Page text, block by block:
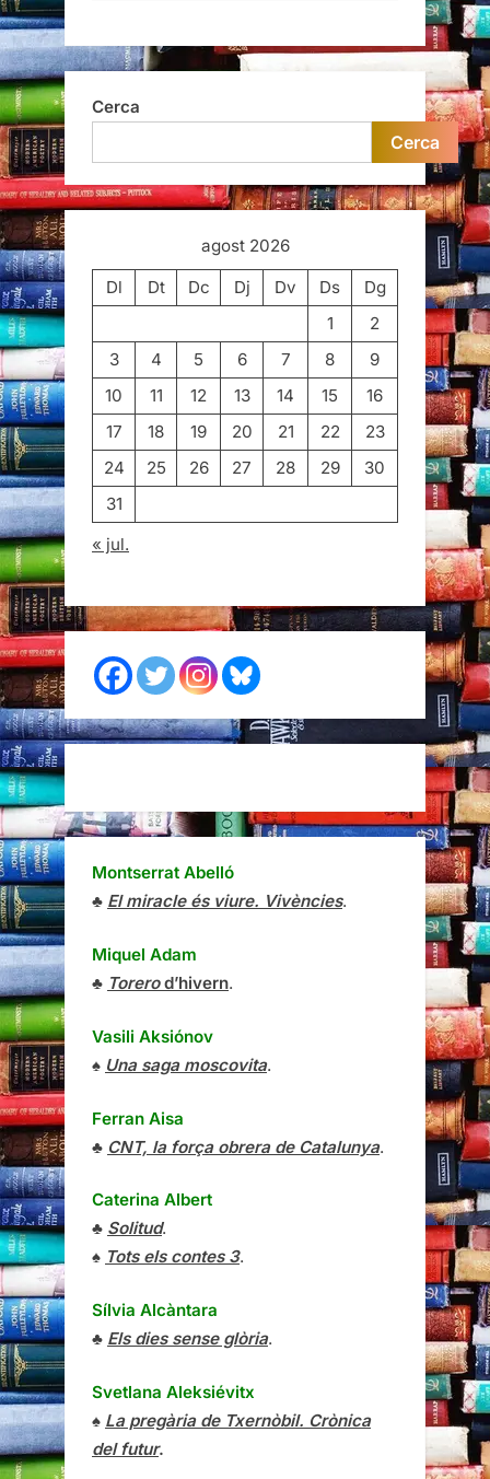
Cerca
Cerca
agost 2026
Dl
Dt Dc Dj Dv Ds
Dg
1
2
3
4 5 6 7 8
9
10
11 12 13 14 15
16
17
18 19 20 21 22
23
24
25 26 27 28 29
30
31
« jul.
Montserrat Abelló
♣ El miracle és viure. Vivències.
Miquel Adam
♣ Torerod’hivern.
Vasili Aksiónov
♠ Una saga moscovita.
Ferran Aisa
♣ CNT, la força obrera de Catalunya.
Caterina Albert
♣ Solitud.
♠ Tots els contes 3.
Sílvia Alcàntara
♣ Els dies sense glòria.
Svetlana Aleksiévitx
♠ La pregària de Txernòbil. Crònica
del futur.